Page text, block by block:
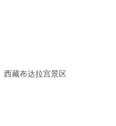
西藏布达拉宫景区